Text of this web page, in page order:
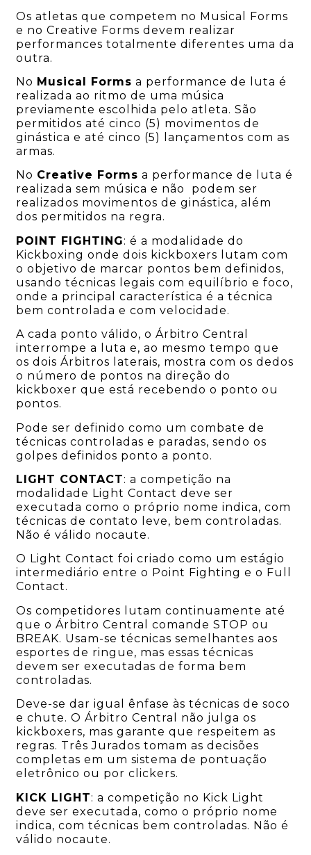
Os atletas que competem no Musical Forms
e no Creative Forms devem realizar
performances totalmente diferentes uma da
outra.
No Musical Forms a performance de luta é
realizada ao ritmo de uma música
previamente escolhida pelo atleta. São
permitidos até cinco (5) movimentos de
ginástica e até cinco (5) lançamentos com as
armas.
No Creative Forms a performance de luta é
realizada sem música e não podem ser
realizados movimentos de ginástica, além
dos permitidos na regra.
POINT FIGHTING: é a modalidade do
Kickboxing onde dois kickboxers lutam com
o objetivo de marcar pontos bem definidos,
usando técnicas legais com equilíbrio e foco,
onde a principal característica é a técnica
bem controlada e com velocidade.
A cada ponto válido, o Árbitro Central
interrompe a luta e, ao mesmo tempo que
os dois Árbitros laterais, mostra com os dedos
o número de pontos na direção do
kickboxer que está recebendo o ponto ou
pontos.
Pode ser definido como um combate de
técnicas controladas e paradas, sendo os
golpes definidos ponto a ponto.
LIGHT CONTACT: a competição na
modalidade Light Contact deve ser
executada como o próprio nome indica, com
técnicas de contato leve, bem controladas.
Não é válido nocaute.
O Light Contact foi criado como um estágio
intermediário entre o Point Fighting e o Full
Contact.
Os competidores lutam continuamente até
que o Árbitro Central comande STOP ou
BREAK. Usam-se técnicas semelhantes aos
esportes de ringue, mas essas técnicas
devem ser executadas de forma bem
controladas.
Deve-se dar igual ênfase às técnicas de soco
e chute. O Árbitro Central não julga os
kickboxers, mas garante que respeitem as
regras. Três Jurados tomam as decisões
completas em um sistema de pontuação
eletrônico ou por clickers.
KICK LIGHT: a competição no Kick Light
deve ser executada, como o próprio nome
indica, com técnicas bem controladas. Não é
válido nocaute.